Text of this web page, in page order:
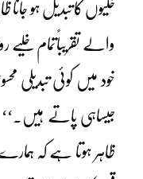
خلیوں کا تبدیل ہو جانا
والے تقریباًتمام
خود میں کوئی تبدیلی
جیساہی پاتے
ظاہر ہوتا ہے کہ